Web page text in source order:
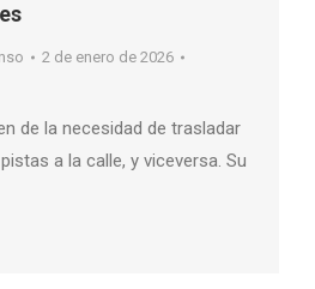
2 de enero de 2026
de la necesidad de trasladar
a la calle, y viceversa. Su